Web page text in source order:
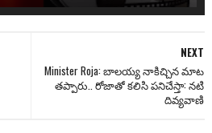
NEXT
Minister Roja: బాలయ్య నాకిచ్చిన మాట
తప్పారు.. రోజాతో కలిసి పనిచేస్తా: నటి
దివ్యవాణి